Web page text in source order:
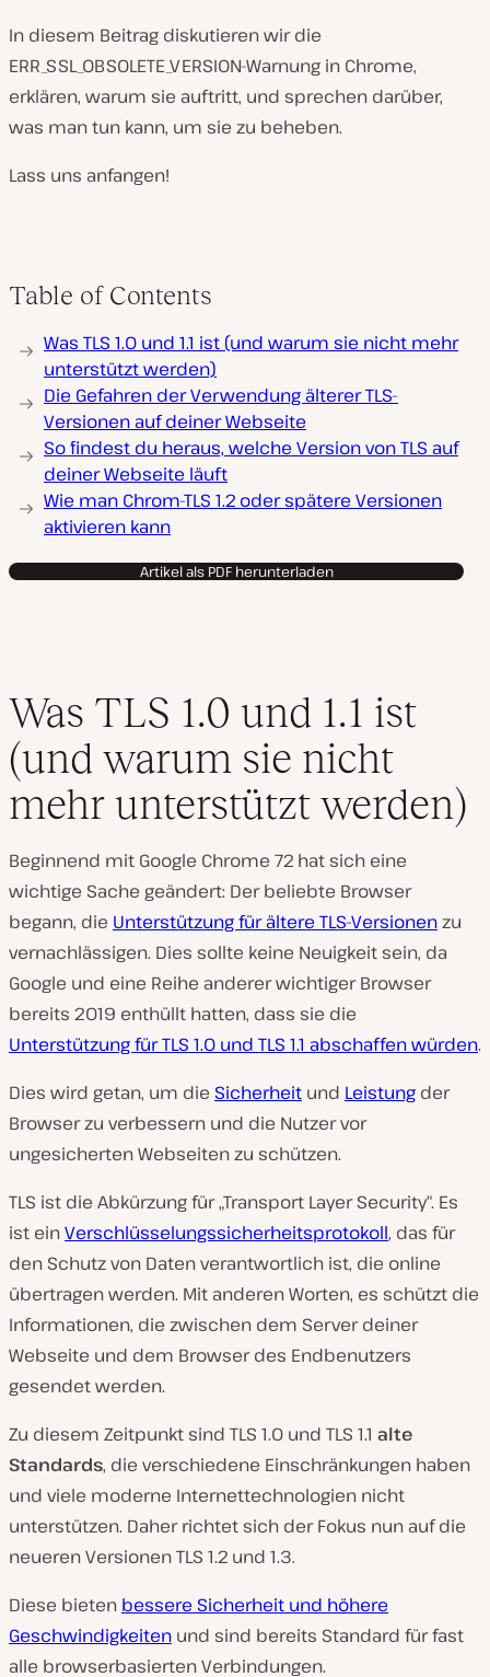
In diesem Beitrag diskutieren wir die
ERR_SSL_OBSOLETE_VERSION-Warnung in Chrome,
erklären, warum sie auftritt, und sprechen darüber,
was man tun kann, um sie zu beheben.
Lass uns anfangen!
Table of Contents
Was TLS 1.0 und 1.1 ist (und warum sie nicht mehr
unterstützt werden)
Die Gefahren der Verwendung älterer TLS-
Versionen auf deiner Webseite
So findest du heraus, welche Version von TLS auf
deiner Webseite läuft
Wie man Chrom-TLS 1.2 oder spätere Versionen
aktivieren kann
Artikel als PDF herunterladen
Was TLS 1.0 und 1.1 ist
(und warum sie nicht
mehr unterstützt werden)
Beginnend mit Google Chrome 72 hat sich eine
wichtige Sache geändert: Der beliebte Browser
begann, die Unterstützung für ältere TLS-Versionenzu
vernachlässigen. Dies sollte keine Neuigkeit sein, da
Google und eine Reihe anderer wichtiger Browser
bereits 2019 enthüllt hatten, dass sie die
Unterstützung für TLS 1.0 und TLS 1.1 abschaffen würden.
Dies wird getan, um die Sicherheit und Leistung der
Browser zu verbessern und die Nutzer vor
ungesicherten Webseiten zu schützen.
TLS ist die Abkürzung für „Transport Layer Security“. Es
ist einVerschlüsselungssicherheitsprotokoll, das für
den Schutz von Daten verantwortlich ist, die online
übertragen werden. Mit anderen Worten, es schützt die
Informationen, die zwischen dem Server deiner
Webseite und dem Browser des Endbenutzers
gesendet werden.
Zu diesem Zeitpunkt sind TLS 1.0 und TLS 1.1 alte
Standards, die verschiedene Einschränkungen haben
und viele moderne Internettechnologien nicht
unterstützen. Daher richtet sich der Fokus nun auf die
neueren Versionen TLS 1.2 und 1.3.
Diese bieten bessere Sicherheit und höhere
Geschwindigkeiten und sind bereits Standard für fast
alle browserbasierten Verbindungen.